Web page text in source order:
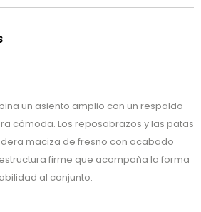
un asiento amplio con un respaldo
cómoda. Los reposabrazos y las patas
maciza de fresno con acabado
firme que acompaña la forma
al conjunto.